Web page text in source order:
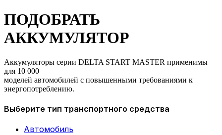
ПОДОБРАТЬ
АККУМУЛЯТОР
Аккумуляторы серии DELTA START MASTER применимы
для 10 000
моделей автомобилей с повышенными требованиями к
энергопотреблению.
Выберите тип транспортного средства
Автомобиль